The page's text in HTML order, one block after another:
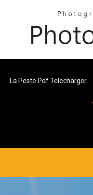
La Peste Pdf Telecharger